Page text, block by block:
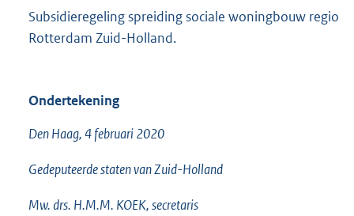
Subsidieregeling spreiding sociale woningbouw regio
Rotterdam Zuid-Holland.
Ondertekening
Den Haag, 4 februari 2020
Gedeputeerde staten van Zuid-Holland
Mw. drs. H.M.M. KOEK, secretaris